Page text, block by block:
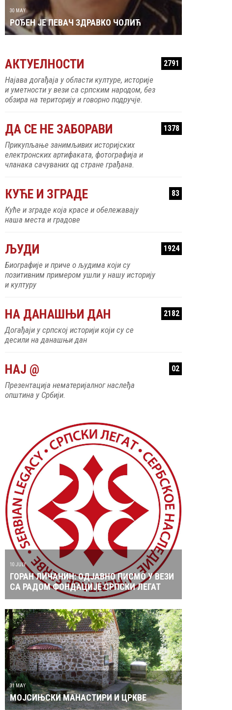
30 MAY
РОЂЕН ЈЕ ПЕВАЧ ЗДРАВКО ЧОЛИЋ
АКТУЕЛНОСТИ 2791
Најава догађаја у области културе, историје
и уметности у вези са српским народом, без
обзира на територију и говорно подручје.
ДА СЕ НЕ ЗАБОРАВИ 1378
Прикупљање занимљивих историјских
електронских артифаката, фотографија и
чланака сачуваних од стране грађана.
КУЋЕ И ЗГРАДЕ 83
Куће и зграде која красе и обележавају
наша места и градове
ЉУДИ 1924
Биографије и приче о људима који су
позитивним примером ушли у нашу историју
и културу
НА ДАНАШЊИ ДАН 2182
Догађаји у српској историји који су се
десили на данашњи дан
НАЈ @ 02
Презентација нематеријалног наслеђа
општина у Србији.
10 JULY
ГОРАН ЛИЧАНИН: ОДЈАВНО ПИСМО У ВЕЗИ
СА РАДОМ ФОНДАЦИЈЕ СРПСКИ ЛЕГАТ
31 MAY
МОЈСИЊСКИ МАНАСТИРИ И ЦРКВЕ